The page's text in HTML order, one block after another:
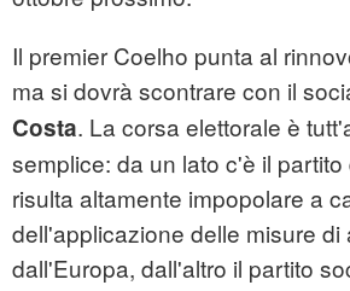
Il premier Coelho punta al
ma si dovrà scontrare con il
Costa. La corsa elettorale è
semplice: da un lato c'è il
risulta altamente impopolare a
dell'applicazione delle misure di
dall'Europa, dall'altro il partito